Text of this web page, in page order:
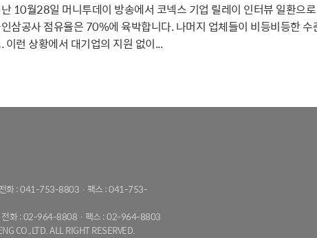
10월28일 머니투데이 방송에서 코넥스 기업 릴레이 인터뷰 일환으
삼공사 점유율은 70%에 육박합니다. 나머지 업체들이 비등비등한
이런 상황에서 대기업의 지원 없이...
화 : 041-753-8803 · 팩스 : 041-753-
전화 : 02-964-8808 · 팩스 : 02-964-8803
CO.,LTD. ALL RIGHT RESERVED.